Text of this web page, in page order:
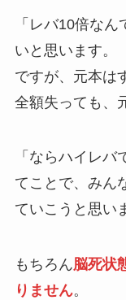
「レバ10倍な
いと思います。
ですが、元本は
全額失っても、
「ならハイレバ
てことで、みん
ていこうと思い
もちろん脳死状
りません。